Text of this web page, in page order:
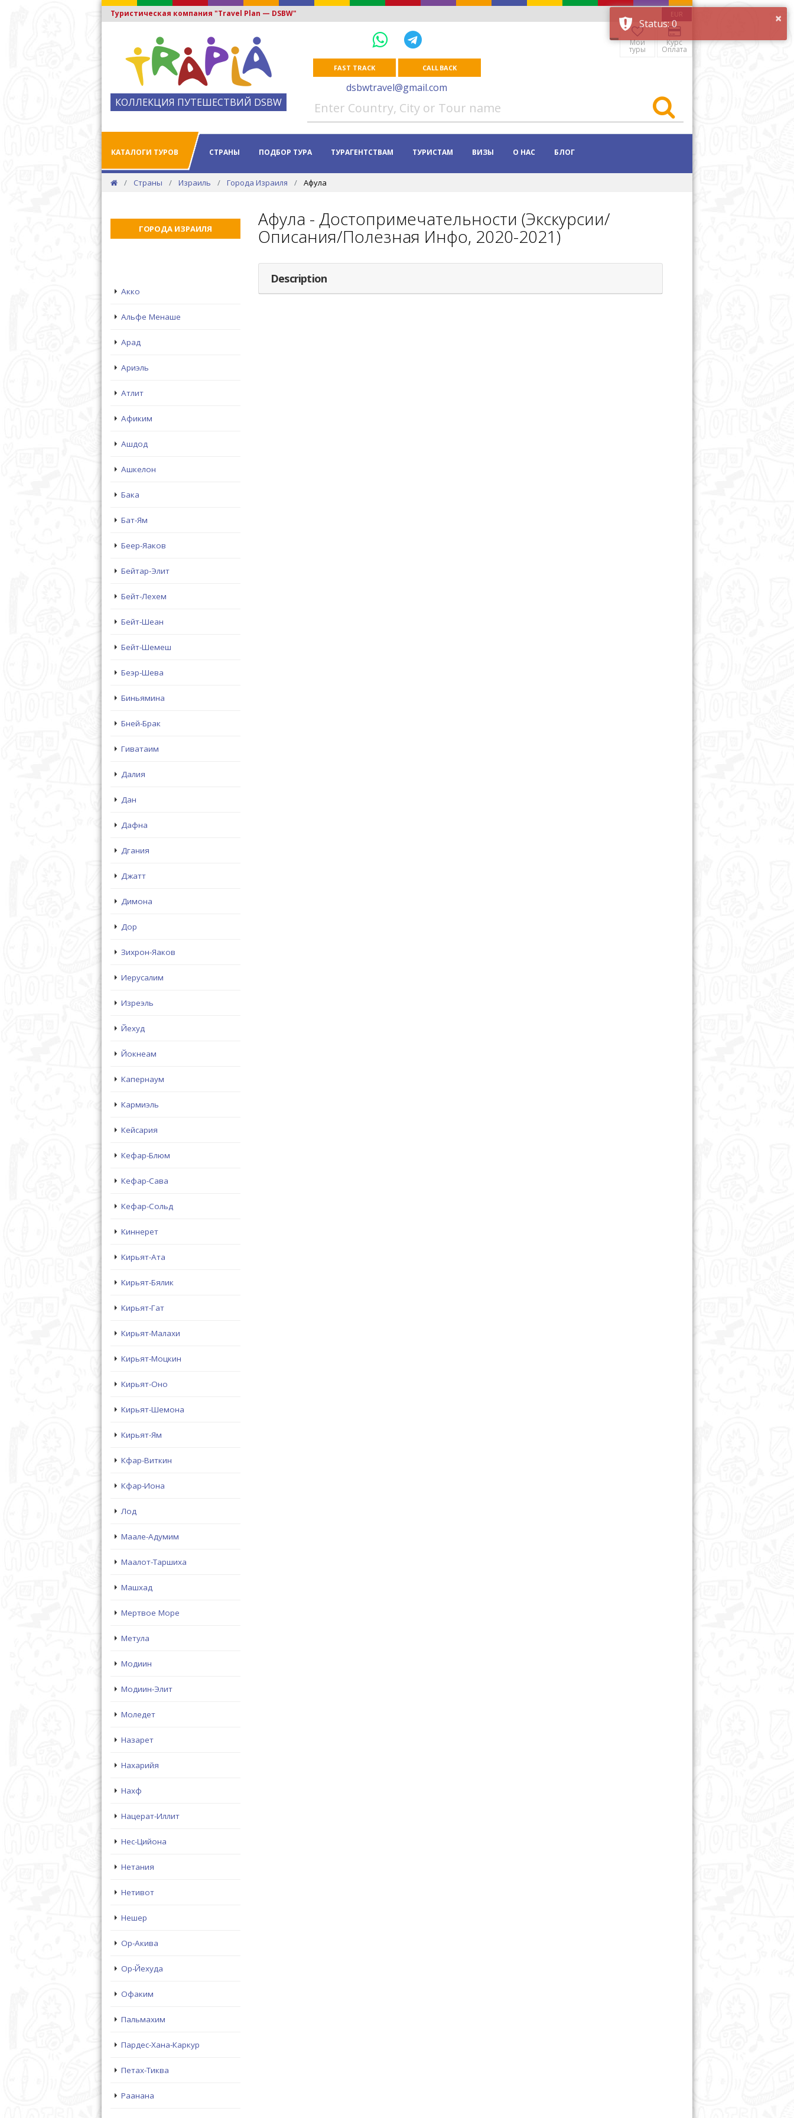
Туристическая компания "Travel Plan — DSBW" EUR
КОЛЛЕКЦИЯ ПУТЕШЕСТВИЙ DSBW
FAST TRACK CALL BACK
dsbwtravel@gmail.com
Мои
туры
Курс
Оплата
КАТАЛОГИ ТУРОВ СТРАНЫ ПОДБОР ТУРА ТУРАГЕНТСТВАМ ТУРИСТАМ ВИЗЫ О НАС БЛОГ
Страны Израиль Города Израиля Афула
ГОРОДА ИЗРАИЛЯ
Акко
Альфе Менаше
Арад
Ариэль
Атлит
Афиким
Ашдод
Ашкелон
Бака
Бат-Ям
Беер-Яаков
Бейтар-Элит
Бейт-Лехем
Бейт-Шеан
Бейт-Шемеш
Беэр-Шева
Биньямина
Бней-Брак
Гиватаим
Далия
Дан
Дафна
Дгания
Джатт
Димона
Дор
Зихрон-Яаков
Иерусалим
Изреэль
Йехуд
Йокнеам
Капернаум
Кармиэль
Кейсария
Кефар-Блюм
Кефар-Сава
Кефар-Сольд
Киннерет
Кирьят-Ата
Кирьят-Бялик
Кирьят-Гат
Кирьят-Малахи
Кирьят-Моцкин
Кирьят-Оно
Кирьят-Шемона
Кирьят-Ям
Кфар-Виткин
Кфар-Иона
Лод
Маале-Адумим
Маалот-Таршиха
Машхад
Мертвое Море
Метула
Модиин
Модиин-Элит
Моледет
Назарет
Нахарийя
Нахф
Нацерат-Иллит
Нес-Цийона
Нетания
Нетивот
Нешер
Ор-Акива
Ор-Йехуда
Офаким
Пальмахим
Пардес-Хана-Каркур
Петах-Тиква
Раанана
Афула - Достопримечательности (Экскурсии/
Описания/Полезная Инфо, 2020-2021)
Description